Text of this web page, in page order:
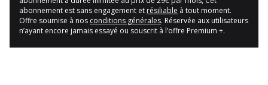
abonnement est sans engagement et résiliable à tout moment.
Offre soumise à nos conditions générales. Réservée aux utilisateurs
n’ayant encore jamais essayé ou souscrit à l’offre Premium +.